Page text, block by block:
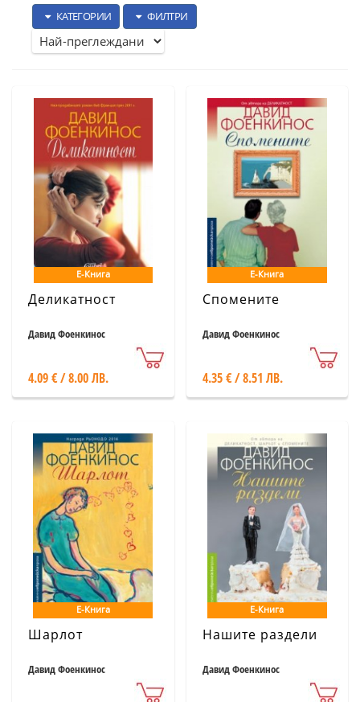
КАТЕГОРИИ ФИЛТРИ
Е-Книга
Деликатност
Давид Фоенкинос
4.09 € / 8.00 ЛВ.
Е-Книга
Спомените
Давид Фоенкинос
4.35 € / 8.51 ЛВ.
Е-Книга
Шарлот
Давид Фоенкинос
Е-Книга
Нашите раздели
Давид Фоенкинос